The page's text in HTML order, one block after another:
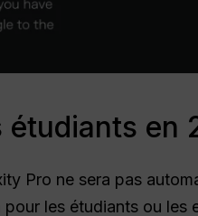
en
Pro ne sera pas
les étudiants ou les